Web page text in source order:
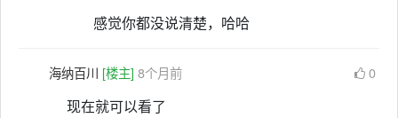
感觉你都没说清楚，哈哈
海纳百川 [楼主] 8个月前 0
现在就可以看了